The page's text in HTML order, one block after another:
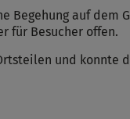
Begehung auf dem
für Besucher offen.
und konnte